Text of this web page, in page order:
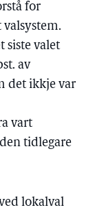
for
siste valet
av
det ikkje var
vart
tidlegare
lokalval